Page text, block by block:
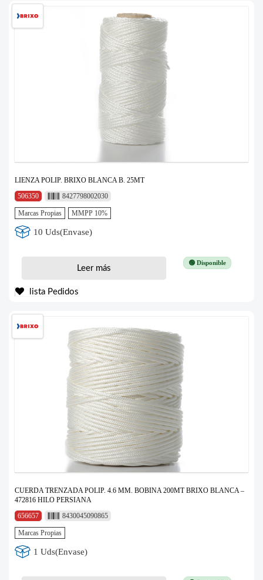
LIENZA POLIP. BRIXO BLANCA B. 25MT
506350
8427798002030
Marcas Propias MMPP 10%
10 Uds(Envase)
🟢 Disponible
Leer más
lista Pedidos
CUERDA TRENZADA POLIP. 4.6 MM. BOBINA 200MT BRIXO BLANCA –
472816 HILO PERSIANA
656657
8430045090865
Marcas Propias
1 Uds(Envase)